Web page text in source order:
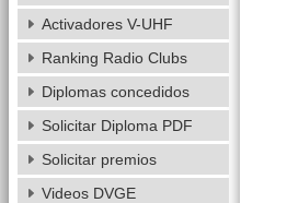
Activadores V-UHF
Ranking Radio Clubs
Diplomas concedidos
Solicitar Diploma PDF
Solicitar premios
Videos DVGE